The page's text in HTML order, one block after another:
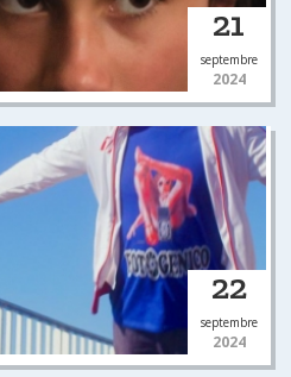
21
septembre
2024
22
septembre
2024